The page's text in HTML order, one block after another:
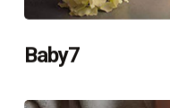
Baby7